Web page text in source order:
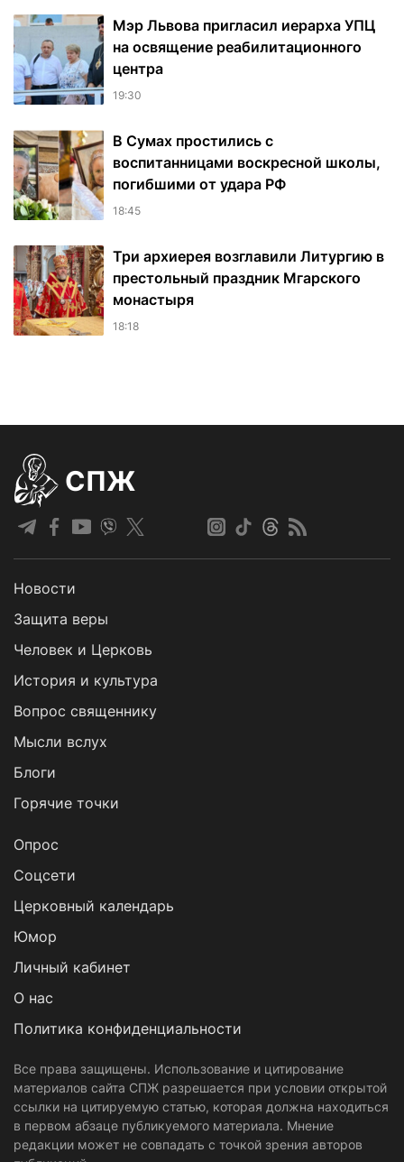
Мэр Львова пригласил иерарха УПЦ
на освящение реабилитационного
центра
19:30
В Сумах простились с
воспитанницами воскресной школы,
погибшими от удара РФ
18:45
Три архиерея возглавили Литургию в
престольный праздник Мгарского
монастыря
18:18
СПЖ
Новости
Защита веры
Человек и Церковь
История и культура
Вопрос священнику
Мысли вслух
Блоги
Горячие точки
Опрос
Cоцсети
Церковный календарь
Юмор
Личный кабинет
О нас
Политика конфиденциальности
Все права защищены. Использование и цитирование
материалов сайта СПЖ разрешается при условии открытой
ссылки на цитируемую статью, которая должна находиться
в первом абзаце публикуемого материала. Мнение
редакции может не совпадать с точкой зрения авторов